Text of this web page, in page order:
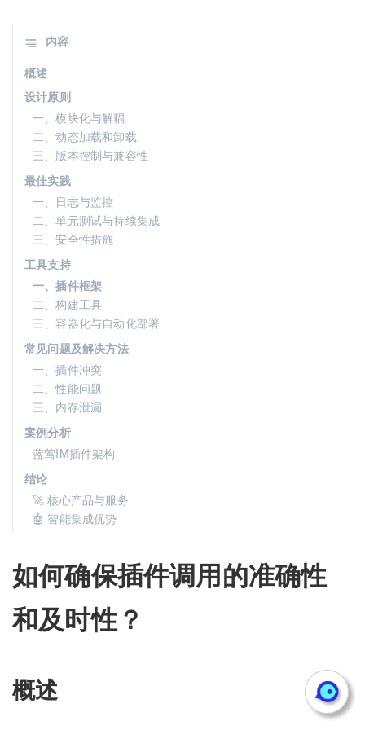
如何确保插件调用的准确性
和及时性？
概述
内容
概述
设计原则
一、模块化与解耦
二、动态加载和卸载
三、版本控制与兼容性
最佳实践
一、日志与监控
二、单元测试与持续集成
三、安全性措施
工具支持
一、插件框架
二、构建工具
三、容器化与自动化部署
常见问题及解决方法
一、插件冲突
二、性能问题
三、内存泄漏
案例分析
蓝莺IM插件架构
结论
🚀 核心产品与服务
🤖 智能集成优势